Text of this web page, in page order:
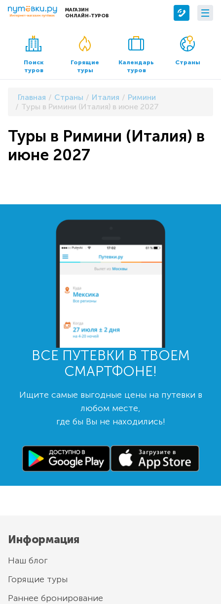
МАГАЗИН
ОНЛАЙН-ТУРОВ
Сервисы
Бронирование отелей
Трансфер
О компании
О нас
Контакты
Документы и реквизиты
Поиск
туров
Горящие
туры
Календарь
туров
Страны
Главная Страны Италия
Римини
Туры в Римини (Италия) в июне 2027
Туры в Римини (Италия) в
июне 2027
ВСЕ ПУТЕВКИ В ТВОЕМ
СМАРТФОНЕ!
Ищите самые выгодные цены на путевки в
любом месте,
где бы Вы не находились!
Информация
Наш блог
Горящие туры
Раннее бронирование